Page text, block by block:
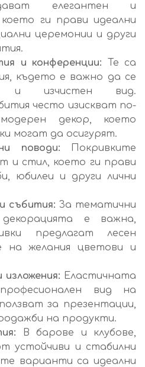
елегантен и
ги прави идеални
церемонии и други
и конференции:
Те са
където е важно да се
и изчистен вид.
често изискват по-
декор, което
могат да осигурят.
поводи: Покривките
и стил, което ги прави
юбилеи и други лични
събития: За тематични
е важна,
предлагат лесен
на желания цветови и
Еластичната
вид на
за презентации,
на продукти.
В барове и клубове,
устойчиви и стабилни
варианти са идеални